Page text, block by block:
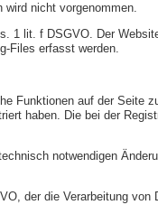
wird nicht vorgenommen.
1 lit. f DSGVO. Der
Files erfasst werden.
Funktionen auf der Seite
haben. Die bei der
notwendigen
der die Verarbeitung